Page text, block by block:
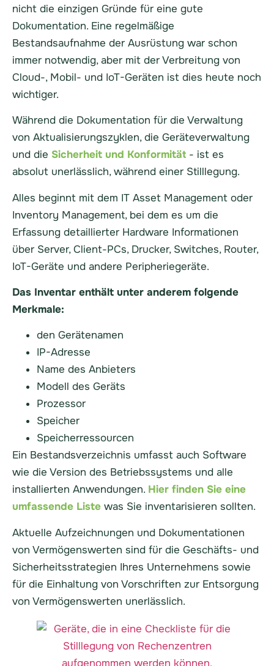
nicht die einzigen Gründe für eine gute
Dokumentation. Eine regelmäßige
Bestandsaufnahme der Ausrüstung war schon
immer notwendig, aber mit der Verbreitung von
Cloud-, Mobil- und IoT-Geräten ist dies heute noch
wichtiger.
Während die Dokumentation für die Verwaltung
von Aktualisierungszyklen, die Geräteverwaltung
und die Sicherheit und Konformität - ist es
absolut unerlässlich, während einer Stilllegung.
Alles beginnt mit dem IT Asset Management oder
Inventory Management, bei dem es um die
Erfassung detaillierter Hardware Informationen
über Server, Client-PCs, Drucker, Switches, Router,
IoT-Geräte und andere Peripheriegeräte.
Das Inventar enthält unter anderem folgende
Merkmale:
den Gerätenamen
IP-Adresse
Name des Anbieters
Modell des Geräts
Prozessor
Speicher
Speicherressourcen
Ein Bestandsverzeichnis umfasst auch Software
wie die Version des Betriebssystems und alle
installierten Anwendungen. Hier finden Sie eine
umfassende Liste was Sie inventarisieren sollten.
Aktuelle Aufzeichnungen und Dokumentationen
von Vermögenswerten sind für die Geschäfts- und
Sicherheitsstrategien Ihres Unternehmens sowie
für die Einhaltung von Vorschriften zur Entsorgung
von Vermögenswerten unerlässlich.